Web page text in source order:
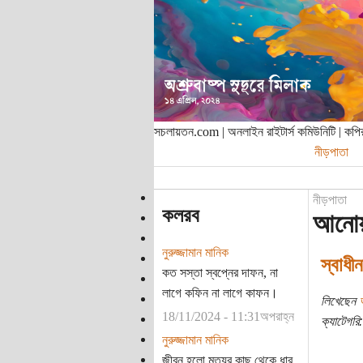
সচলায়তন.com | অনলাইন রাইটার্স কমিউনিটি |
নীড়পাতা
কলরব
নুরুজ্জামান মানিক
কত সস্তা স্বপ্নের দাফন, না
লাগে কফিন না লাগে কাফন।
18/11/2024 - 11:31অপরাহ্ন
নুরুজ্জামান মানিক
জীবন হলো মৃত্যুর কাছ থেকে ধার
নীড়পাতা
লিখেছেন
ক্যাটেগরি: